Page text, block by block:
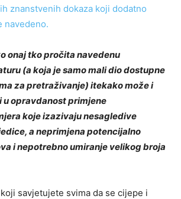
znanstvenih dokaza koji dodatno
navedeno.
onaj tko pročita navedenu
(a koja je samo mali dio dostupne
za pretraživanje) itekako može i
opravdanost primjene
koje izazivaju nesagledive
a neprimjena potencijalno
i nepotrebno umiranje velikog broja
savjetujete svima da se cijepe i